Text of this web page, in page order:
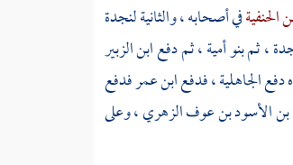
الحنفيةفي أصحابه ، والثانية لنجدة
، ثم بنو أمية ، ثم دفعابن الزبير
دفع الجاهلية ، فدفعابن عمرفدفع
الأسود بن عوف الزهري، وعلى